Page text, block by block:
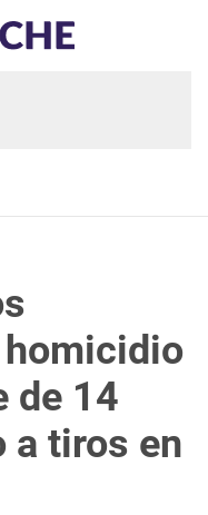
homicidio
de 14
a tiros en